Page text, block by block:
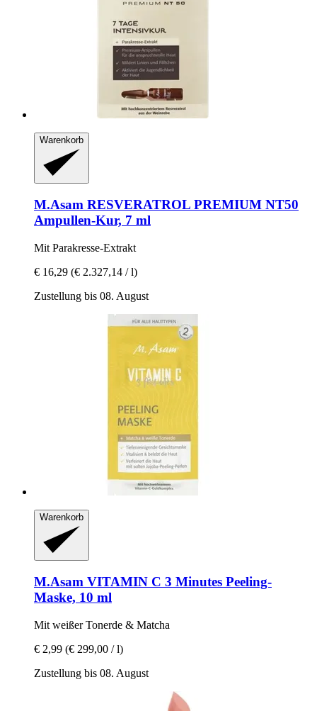
Warenkorb
M.Asam RESVERATROL PREMIUM NT50
Ampullen-​Kur, 7 ml
Mit Parakresse-​Extrakt
€ 16,29 (€ 2.327,14 / l)
Zustellung bis 08. August
Warenkorb
M.Asam VITAMIN C 3 Minutes Peeling-​
Maske, 10 ml
Mit weißer Tonerde & Matcha
€ 2,99 (€ 299,00 / l)
Zustellung bis 08. August